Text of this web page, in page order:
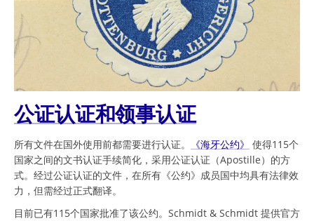
公证认证和领事认证
所有文件在国外使用前都需要进行认证。 《海牙公约》
使得115个
国家之间的文书认证手续简化，采用公证认证（Apostille）的方
式。经过公证认证的文件，在所有《公约》成员国中均具有法律效
力，但需经过正式翻译。
目前已有115个国家批准了该公约。Schmidt & Schmidt 提供官方